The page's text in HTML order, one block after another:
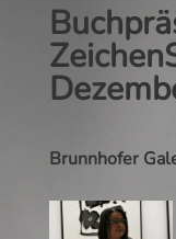
Brunnhofer